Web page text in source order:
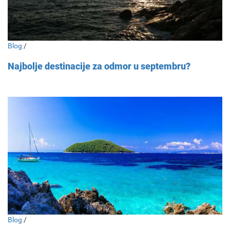
Blog /
Najbolje destinacije za odmor u septembru?
Blog /